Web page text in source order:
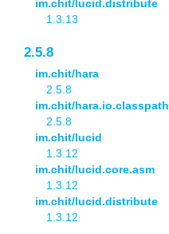
im.chit/lucid.distribute
1.3.13
2.5.8
im.chit/hara
2.5.8
im.chit/hara.io.classpath
2.5.8
im.chit/lucid
1.3.12
im.chit/lucid.core.asm
1.3.12
im.chit/lucid.distribute
1.3.12